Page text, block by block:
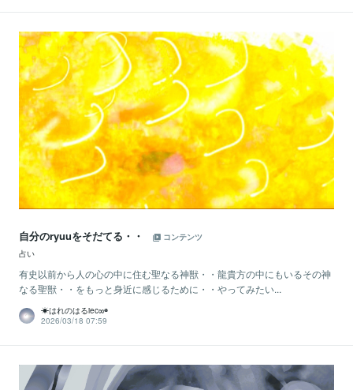
自分のryuuをそだてる・・
コンテンツ
占い
有史以前から人の心の中に住む聖なる神獣・・龍貴方の中にもいるその神
なる聖獣・・をもっと身近に感じるために・・やってみたい...
☀はれのはるiec∞◉
2026/03/18 07:59